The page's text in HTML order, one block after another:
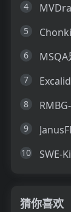
4
5
6
7
8
9
10
猜你喜欢